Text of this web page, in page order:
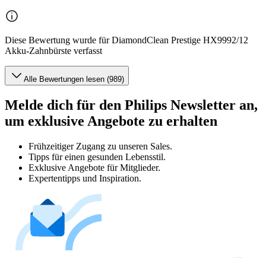
Diese Bewertung wurde für DiamondClean Prestige HX9992/12
Akku-Zahnbürste verfasst
Alle Bewertungen lesen (989)
Melde dich für den Philips Newsletter an,
um exklusive Angebote zu erhalten
Frühzeitiger Zugang zu unseren Sales.
Tipps für einen gesunden Lebensstil.
Exklusive Angebote für Mitglieder.
Expertentipps und Inspiration.